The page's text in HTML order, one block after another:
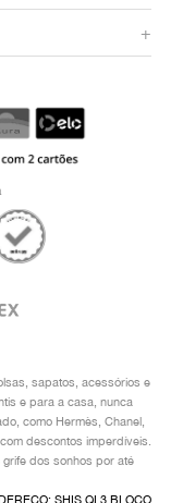
+
sapatos, acessórios e
e para a casa, nunca
como Hermès, Chanel,
descontos imperdíveis.
dos sonhos por até
SHIS QI 3 BLOCO